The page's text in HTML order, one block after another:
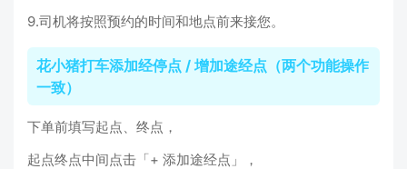
9.司机将按照预约的时间和地点前来接您。
花小猪打车添加经停点 / 增加途经点（两个功能操作
一致）
下单前填写起点、终点，
起点终点中间点击「+ 添加途经点」，